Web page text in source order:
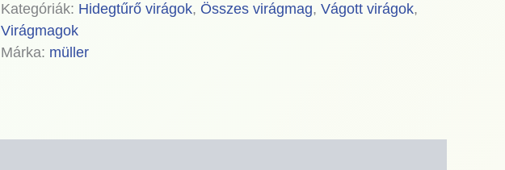
Kategóriák: Hidegtűrő virágok, Összes virágmag, Vágott virágok,
Virágmagok
Márka: müller